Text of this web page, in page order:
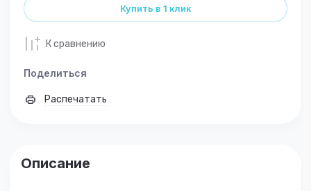
Купить в 1 клик
К сравнению
Поделиться
Распечатать
Описание